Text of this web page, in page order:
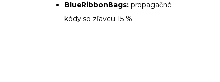
BlueRibbonBags: propagačné
kódy so zľavou 15 %